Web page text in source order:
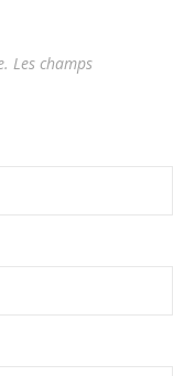
Les champs